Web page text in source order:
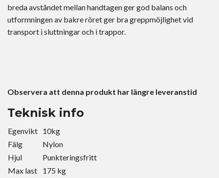
breda avståndet mellan handtagen ger god balans och
utformningen av bakre röret ger bra greppmöjlighet vid
transport i sluttningar och i trappor.
Observera att denna produkt har längre leveranstid
Teknisk info
Egenvikt 10kg
Fälg
Nylon
Hjul
Punkteringsfritt
Max last
175 kg